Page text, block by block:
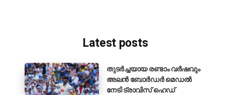
Latest posts
തുടർച്ചയായ രണ്ടാം വർഷവും
അലൻ ബോർഡർ മെഡൽ
നേടി ട്രാവിസ് ഹെഡ്